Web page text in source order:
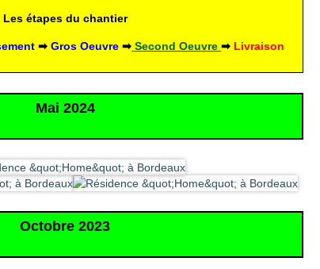
Les étapes du chantier
➡ Gros Oeuvre ➡ Second Oeuvre ➡ Livraison
Mai 2024
Octobre 2023